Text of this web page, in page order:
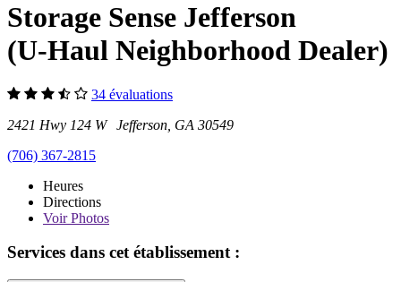
Storage Sense Jefferson
(U-Haul Neighborhood Dealer)
34 évaluations
2421 Hwy 124 W Jefferson, GA 30549
(706) 367-2815
Heures
Directions
VoirPhotos
Services dans cet établissement :